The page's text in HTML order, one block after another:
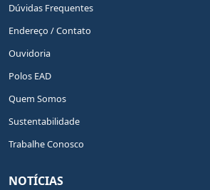
Dúvidas Frequentes
Endereço / Contato
Ouvidoria
Polos EAD
Quem Somos
Sustentabilidade
Trabalhe Conosco
NOTÍCIAS